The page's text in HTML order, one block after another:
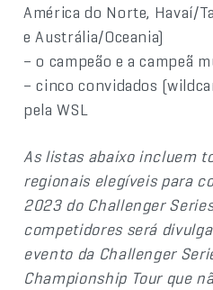
América do Norte, Havaí/
e Austrália/Oceania)
– o campeão e a campeã
– cinco convidados
pela WSL
As listas abaixo incluem
regionais elegíveis para
2023 do Challenger
competidores será
evento da Challenger
Championship Tour que